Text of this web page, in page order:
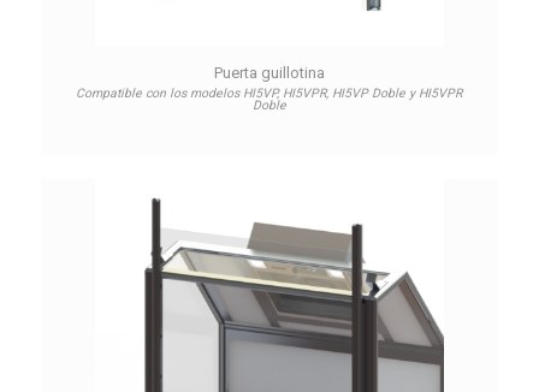
Puerta guillotina
Compatible con los modelos HI5VP, HI5VPR, HI5VP Doble y HI5VPR
Doble